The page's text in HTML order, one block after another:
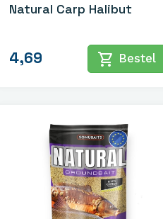
Natural Carp Halibut
4,69 shopping_cart Bestel